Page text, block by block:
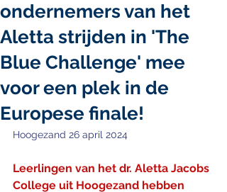
ondernemers van het
Aletta strijden in 'The
Blue Challenge' mee
voor een plek in de
Europese finale!
Hoogezand 26 april 2024
Leerlingen van het dr. Aletta Jacobs
College uit Hoogezand hebben